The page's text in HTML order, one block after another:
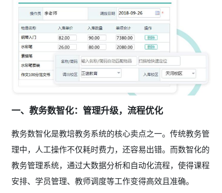
一、教务数智化：管理升级，流程优化
教务数智化是教培教务系统的核心卖点之一。传统教务管
理中，人工操作不仅耗时费力，还容易出错。而数智化的
教务管理系统，通过大数据分析和自动化流程，使得课程
安排、学员管理、教师调度等工作变得高效且准确。